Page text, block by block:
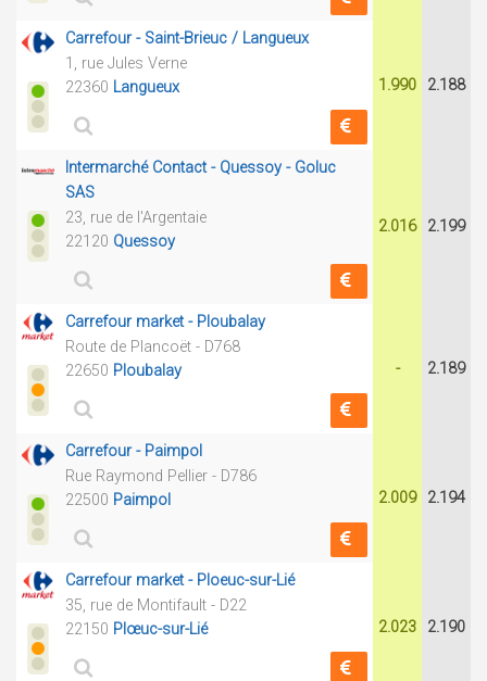
Carrefour - Saint-Brieuc / Langueux
1, rue Jules Verne
22360 Langueux 1.990 2.188
Intermarché Contact - Quessoy - Goluc
SAS
23, rue de l'Argentaie
22120 Quessoy
2.016 2.199
Carrefour market - Ploubalay
Route de Plancoët - D768
22650 Ploubalay - 2.189
Carrefour - Paimpol
Rue Raymond Pellier - D786
22500 Paimpol 2.009 2.194
Carrefour market - Ploeuc-sur-Lié
35, rue de Montifault - D22
22150 Plœuc-sur-Lié 2.023 2.190